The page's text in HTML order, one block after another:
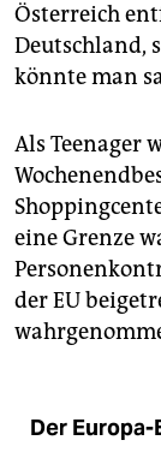
Österreich
Deutschland,
könnte man
Als Teenager
eine Grenze
der EU
Der